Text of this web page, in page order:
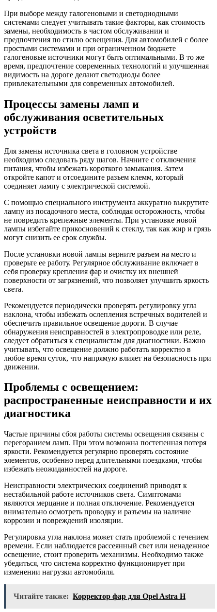
При выборе между галогеновыми и светодиодными
системами следует учитывать такие факторы, как стоимость
замены, необходимость в частом обслуживании и
предпочтения по стилю освещения. Для автомобилей с более
простыми системами и при ограниченном бюджете
галогеновые источники могут быть оптимальными. В то же
время, предпочтение современных технологий и улучшенная
видимость на дороге делают светодиоды более
привлекательными для современных автомобилей.
Процессы замены ламп и
обслуживания осветительных
устройств
Для замены источника света в головном устройстве
необходимо следовать ряду шагов. Начните с отключения
питания, чтобы избежать короткого замыкания. Затем
откройте капот и отсоедините разъем клемм, который
соединяет лампу с электрической системой.
С помощью специального инструмента аккуратно выкрутите
лампу из посадочного места, соблюдая осторожность, чтобы
не повредить крепежные элементы. При установке новой
лампы избегайте прикосновений к стеклу, так как жир и грязь
могут снизить ее срок службы.
После установки новой лампы верните разъем на место и
проверьте ее работу. Регулярное обслуживание включает в
себя проверку крепления фар и очистку их внешней
поверхности от загрязнений, что позволяет улучшить яркость
света.
Рекомендуется периодически проверять регулировку угла
наклона, чтобы избежать ослепления встречных водителей и
обеспечить правильное освещение дороги. В случае
обнаружения неисправностей в электропроводке или реле,
следует обратиться к специалистам для диагностики. Важно
учитывать, что освещение должно работать корректно в
любое время суток, что напрямую влияет на безопасность при
движении.
Проблемы с освещением:
распространенные неисправности и их
диагностика
Частые причины сбоя работы системы освещения связаны с
перегоранием ламп. При этом возможна постепенная потеря
яркости. Рекомендуется регулярно проверять состояние
элементов, особенно перед длительными поездками, чтобы
избежать неожиданностей на дороге.
Неисправности электрических соединений приводят к
нестабильной работе источников света. Симптомами
являются мерцание и полная отключение. Рекомендуется
внимательно осмотреть проводку и разъемы на наличие
коррозии и повреждений изоляции.
Регулировка угла наклона может стать проблемой с течением
времени. Если наблюдается рассеянный свет или ненадежное
освещение, стоит проверить механизмы. Необходимо также
убедиться, что система корректно функционирует при
изменении нагрузки автомобиля.
Читайте также: Корректор фар для Opel Astra H